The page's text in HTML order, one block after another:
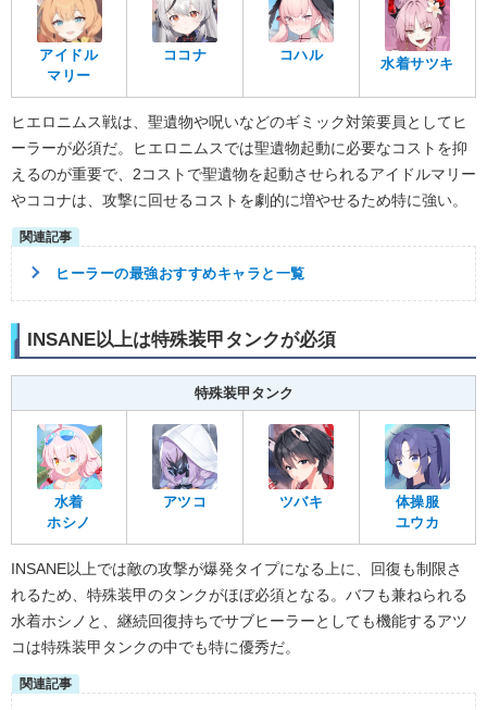
アイドル
マリー
ココナ コハル
水着サツキ
ヒエロニムス戦は、聖遺物や呪いなどのギミック対策要員としてヒ
ーラーが必須だ。ヒエロニムスでは聖遺物起動に必要なコストを抑
えるのが重要で、2コストで聖遺物を起動させられるアイドルマリー
やココナは、攻撃に回せるコストを劇的に増やせるため特に強い。
ヒーラーの最強おすすめキャラと一覧
INSANE以上は特殊装甲タンクが必須
特殊装甲タンク
水着
ホシノ
アツコ ツバキ
体操服
ユウカ
INSANE以上では敵の攻撃が爆発タイプになる上に、回復も制限さ
れるため、特殊装甲のタンクがほぼ必須となる。バフも兼ねられる
水着ホシノと、継続回復持ちでサブヒーラーとしても機能するアツ
コは特殊装甲タンクの中でも特に優秀だ。